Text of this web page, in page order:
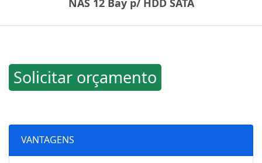
NAS 12 Bay p/ HDD SATA
Solicitar orçamento
VANTAGENS